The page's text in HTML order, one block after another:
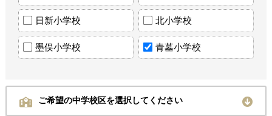
日新小学校 北小学校
墨俣小学校 青墓小学校
ご希望の中学校区を選択してください